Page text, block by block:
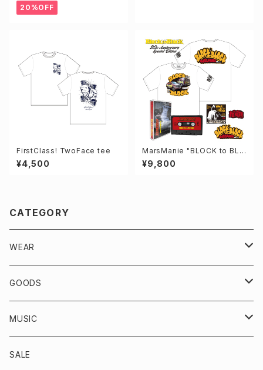
20%OFF
FirstClass! TwoFace tee
¥4,500
MarsManie "BLOCK to BLO
CK" 20th Special Pac
¥9,800
CATEGORY
WEAR
VINTAGE
TOPS
OUTER/JACKET
BOTTOMS
GOODS
KICKS
ACCESSORIES
MUSIC
CD
SALE